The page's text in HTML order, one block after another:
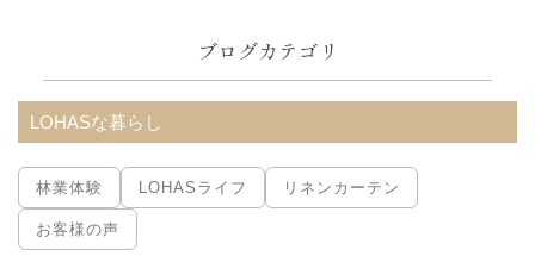
ブログカテゴリ
LOHASな暮らし
林業体験 LOHASライフ リネンカーテン
お客様の声